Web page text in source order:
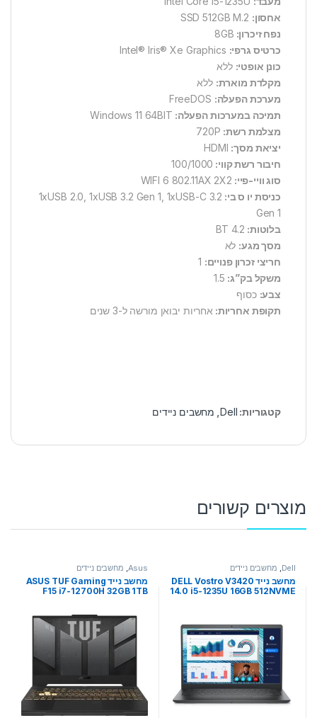
אחסון:
נפח זיכרון: 8GB
כרטיס גרפי:
כונן אופטי: ללא
מקלדת מוארת: ללא
מערכת הפעלה:
תמיכה במערכות הפעלה: Windows 11 64BIT
מצלמת רשת:
יציאת מסך:
חיבור רשת קווי: 100/1000
סוג וויי-פיי: WIFI 6 802.11AX 2X2
כניסת יו ס בי: 1xUSB 2.0, 1xUSB 3.2 Gen 1, 1xUSB-C 3.2
Gen 1
בלוטות: BT 4.2
מסך מגע: לא
חריצי זכרון פנויים:
משקל בק”ג:
צבע: כסוף
תקופת אחריות: אחריות יבואן מורשה ל-3 שנים
קטגוריות: Dell מחשבים ניידים
מוצרים קשורים
Dell
, מחשבים ניידים
מחשב נייד DELL Vostro V3420
14.0 i5-1235U 16GB 512NVME
Asus
, מחשבים ניידים
מחשב נייד ASUS TUF Gaming
F15 i7-12700H 32GB 1TB